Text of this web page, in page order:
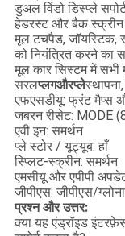
डुअल विंडो डिस्प्ले
हेडरस्ट और बैक
मूल टचपैड, जॉयस्टिक,
को नियंत्रित करने का
मूल कार सिस्टम में सभी
सरलप्लगऔरप्ले
एफएसडीयू: फ्रंट मैप्स
जबरन रीसेट: MODE
एवी इन: समर्थन
प्ले स्टोर / यूट्यूब: हाँ
स्प्लिट-स्क्रीन: समर्थन
एमसीयू और एपीपी
जीपीएस: जीपीएस/
प्रश्न और उत्तर:
क्या यह एंड्रॉइड